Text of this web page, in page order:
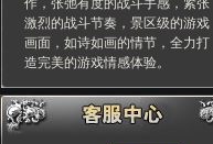
作，张弛有度的战斗手感，紧张
激烈的战斗节奏，景区级的游戏
画面，如诗如画的情节，全力打
造完美的游戏情感体验。